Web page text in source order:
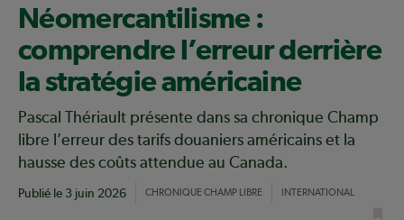
Néomercantilisme :
comprendre l’erreur derrière
la stratégie américaine
Pascal Thériault présente dans sa chronique Champ
libre l’erreur des tarifs douaniers américains et la
hausse des coûts attendue au Canada.
Publié le 3 juin 2026 CHRONIQUE CHAMP LIBRE INTERNATIONAL